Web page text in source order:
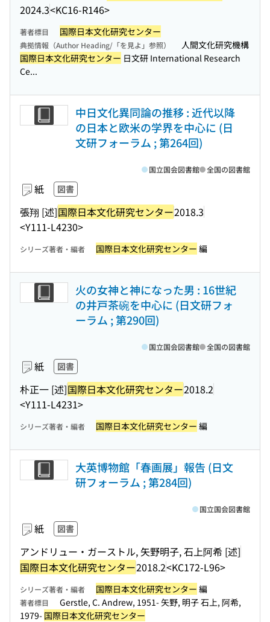
2024.3<KC16-R146>
著者標目 国際日本文化研究センター
典拠情報（Author Heading/「を見よ」参照）
人間文化研究機構
国際日本文化研究センター 日文研 International Research
Ce...
中日文化異同論の推移 : 近代以降
の日本と欧米の学界を中心に (日
文研フォーラム ; 第264回)
紙 図書
張翔 [述]国際日本文化研究センター2018.3
<Y111-L4230>
国立国会図書館 全国の図書館
シリーズ著者・編者 国際日本文化研究センター 編
火の女神と神になった男 : 16世紀
の井戸茶碗を中心に (日文研フォ
ーラム ; 第290回)
紙 図書
朴正一 [述]国際日本文化研究センター2018.2
<Y111-L4231>
国立国会図書館 全国の図書館
シリーズ著者・編者 国際日本文化研究センター 編
大英博物館「春画展」報告 (日文
研フォーラム ; 第284回)
紙 図書
アンドリュー・ガーストル, 矢野明子, 石上阿希 [述]
国際日本文化研究センター2018.2<KC172-L96>
国立国会図書館
シリーズ著者・編者 国際日本文化研究センター 編
著者標目
Gerstle, C. Andrew, 1951- 矢野, 明子 石上, 阿希,
1979- 国際日本文化研究センター